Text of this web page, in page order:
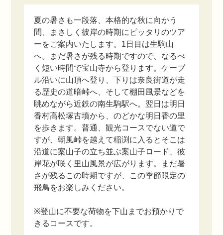
夏の暑さも一段落、本格的な秋に向かう
間、まさしく彼岸の時期にピッタリのツア
ーをご案内いたします。1日目は生駒山
へ。まだ暑さが残る時期ですので、なるべ
く短い時間で宝山寺から登ります。ケーブ
ル沿いに山頂へ登り、下りは奈良街道が走
る歴史の道暗峠へ、そして棚田風景などを
眺めながら近鉄の南生駒駅へ。翌日は明日
香村高松塚古墳から、のどかな明日香の里
を歩きます。普通、観光コースでない道で
すが、朝風峠を越えて稲渕に入るとそこは
沿道に案山子の立ち並ぶ案山子ロード、彼
岸花が咲く里山風景が広がります。まだ暑
さが残るこの時期ですが、この季節限定の
飛鳥をお楽しみください。
※登山に不要な荷物を下山までお預かりで
きるコースです。